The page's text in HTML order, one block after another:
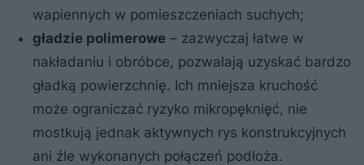
wapiennych w pomieszczeniach suchych;
gładzie polimerowe – zazwyczaj łatwe w
nakładaniu i obróbce, pozwalają uzyskać bardzo
gładką powierzchnię. Ich mniejsza kruchość
może ograniczać ryzyko mikropęknięć, nie
mostkują jednak aktywnych rys konstrukcyjnych
ani źle wykonanych połączeń podłoża.